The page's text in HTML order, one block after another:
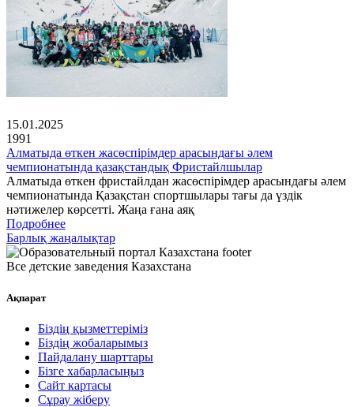
15.01.2025
1991
Алматыда өткен жасөспірімдер арасындағы әлем
чемпионатында қазақстандық Фристайлшылар
Алматыда өткен фристайлдан жасөспірімдер арасындағы әлем
чемпионатында Қазақстан спортшылары тағы да үздік
нәтижелер көрсетті. Жаңа ғана аяқ
Подробнее
Барлық жаңалықтар
Все детские заведения Казахстана
Ақпарат
Біздің қызметтеріміз
Біздің жобаларымыз
Пайдалану шарттары
Бізге хабарласыңыз
Сайт картасы
Сұрау жіберу